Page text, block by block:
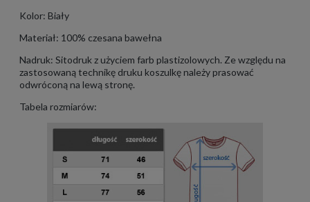
Kolor: Biały
Materiał: 100% czesana bawełna
Nadruk: Sitodruk z użyciem farb plastizolowych. Ze względu na
zastosowaną technikę druku koszulkę należy prasować
odwróconą na lewą stronę.
Tabela rozmiarów: